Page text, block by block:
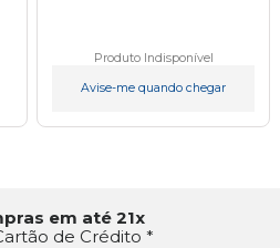
Produto Indisponível
Avise-me quando chegar
em até 21x
de Crédito *